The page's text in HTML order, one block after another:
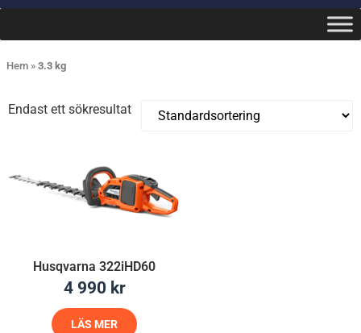
Hem » 3.3 kg
Endast ett sökresultat
Husqvarna 322iHD60
4 990 kr
LÄS MER